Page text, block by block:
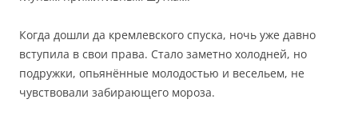
Когда дошли да кремлевского спуска, ночь уже давно
вступила в свои права. Стало заметно холодней, но
подружки, опьянённые молодостью и весельем, не
чувствовали забирающего мороза.